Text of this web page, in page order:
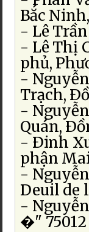
Bắc
- Lê
- Lê Thị
phủ,
-
Trạch,
-
Quán,
- Ðinh
phận
-
Deuil de
-
�" 75012